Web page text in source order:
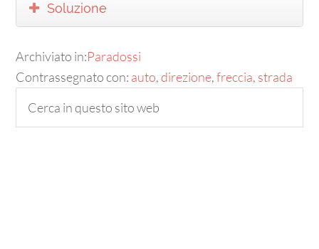
Soluzione
Archiviato in:Paradossi
Contrassegnato con: auto,direzione,freccia, strada